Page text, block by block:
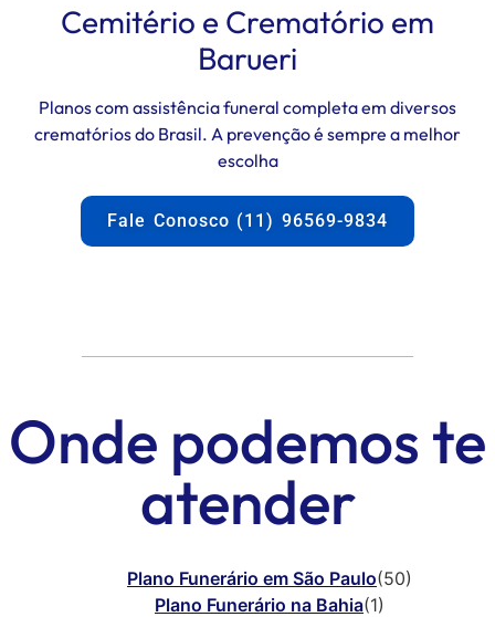
Cemitério e Crematório em
Barueri
Planos com assistência funeral completa em diversos
crematórios do Brasil. A prevenção é sempre a melhor
escolha
Fale Conosco (11) 96569-9834
Onde podemos te
atender
Plano Funerário em São Paulo(50)
Plano Funerário na Bahia(1)